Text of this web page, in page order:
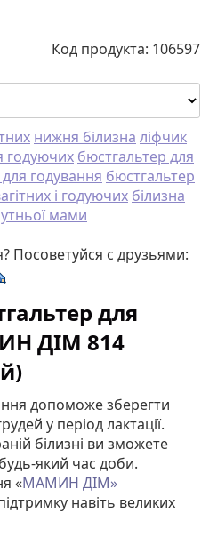
Код продукта: 106597
нижня білизна ліфчик
годуючих бюстгальтер для
для годування бюстгальтер
і годуючих білизна
мами
Посоветуйся с друзьями:
для
ДІМ 814
допоможе зберегти
у ​​період лактації.
білизні ви зможете
який час доби.
«МАМИН ДІМ»
навіть великих